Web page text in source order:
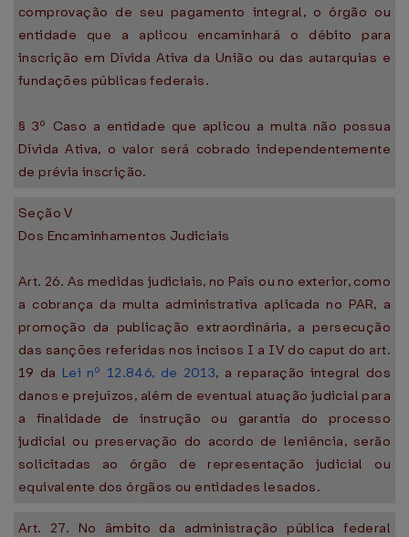
comprovação de seu pagamento integral, o órgão ou
entidade que a aplicou encaminhará o débito para
inscrição em Dívida Ativa da União ou das autarquias e
fundações públicas federais.
§ 3º Caso a entidade que aplicou a multa não possua
Dívida Ativa, o valor será cobrado independentemente
de prévia inscrição.
Seção V
Dos Encaminhamentos Judiciais
Art. 26. As medidas judiciais, no País ou no exterior, como
a cobrança da multa administrativa aplicada no PAR, a
promoção da publicação extraordinária, a persecução
das sanções referidas nos incisos I a IV do caput do art.
19 da Lei nº 12.846, de 2013, a reparação integral dos
danos e prejuízos, além de eventual atuação judicial para
a finalidade de instrução ou garantia do processo
judicial ou preservação do acordo de leniência, serão
solicitadas ao órgão de representação judicial ou
equivalente dos órgãos ou entidades lesados.
Art. 27. No âmbito da administração pública federal